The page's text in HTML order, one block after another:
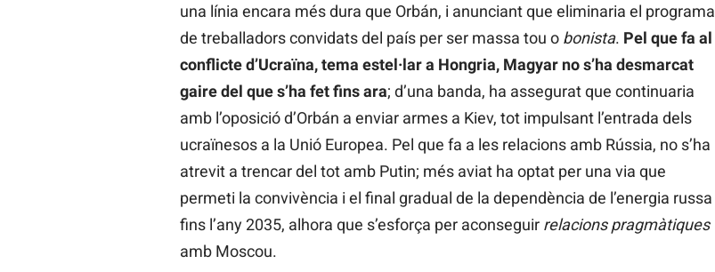
una línia encara més dura que Orbán, i anunciant que eliminaria el programa
de treballadors convidats del país per ser massa tou o bonista. Pel que fa al
conflicte d’Ucraïna, tema estel·lar a Hongria, Magyar no s’ha desmarcat
gaire del que s’ha fet fins ara; d’una banda, ha assegurat que continuaria
amb l’oposició d’Orbán a enviar armes a Kiev, tot impulsant l’entrada dels
ucraïnesos a la Unió Europea. Pel que fa a les relacions amb Rússia, no s’ha
atrevit a trencar del tot amb Putin; més aviat ha optat per una via que
permeti la convivència i el final gradual de la dependència de l’energia russa
fins l’any 2035, alhora que s’esforça per aconseguir relacions pragmàtiques
amb Moscou.